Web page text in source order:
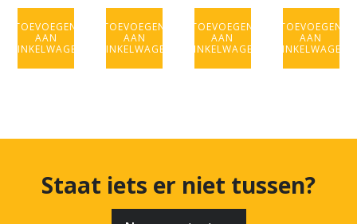
TOEVOEGEN
AAN
WINKELWAGEN
TOEVOEGEN
AAN
WINKELWAGEN
TOEVOEGEN
AAN
WINKELWAGEN
TOEVOEGEN
AAN
WINKELWAGEN
Staat iets er niet tussen?